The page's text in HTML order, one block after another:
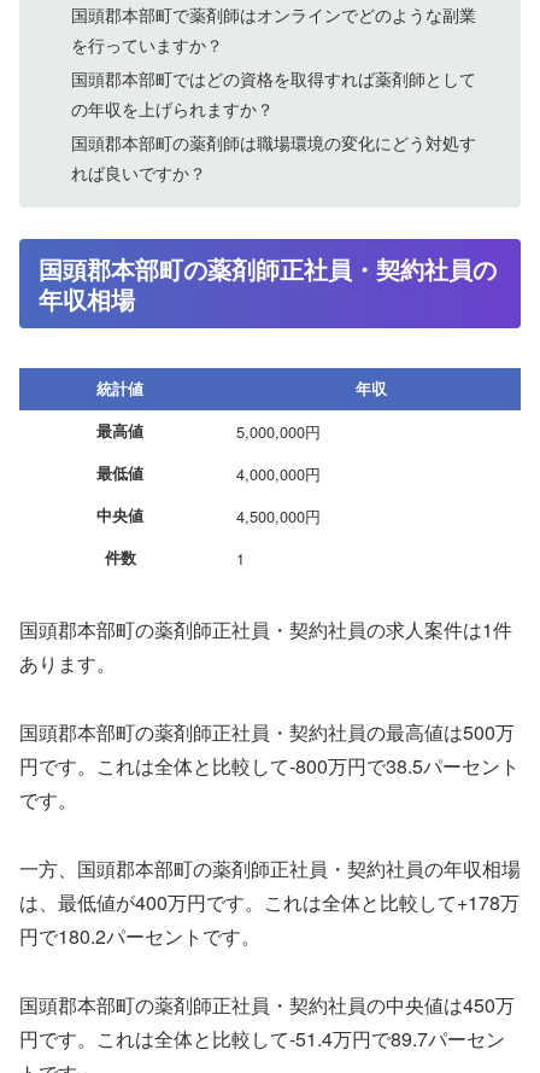
国頭郡本部町で薬剤師はオンラインでどのような副業
を行っていますか？
国頭郡本部町ではどの資格を取得すれば薬剤師として
の年収を上げられますか？
国頭郡本部町の薬剤師は職場環境の変化にどう対処す
れば良いですか？
国頭郡本部町の薬剤師正社員・契約社員の
年収相場
統計値
年収
最高値
5,000,000円
最低値 4,000,000円
中央値 4,500,000円
件数 1
国頭郡本部町の薬剤師正社員・契約社員の求人案件は1件
あります。
国頭郡本部町の薬剤師正社員・契約社員の最高値は500万
円です。これは全体と比較して-800万円で38.5パーセント
です。
一方、国頭郡本部町の薬剤師正社員・契約社員の年収相場
は、最低値が400万円です。これは全体と比較して+178万
円で180.2パーセントです。
国頭郡本部町の薬剤師正社員・契約社員の中央値は450万
円です。これは全体と比較して-51.4万円で89.7パーセン